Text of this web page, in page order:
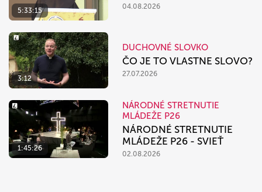
5:33:15
04.08.2026
3:12
DUCHOVNÉ SLOVKO
ČO JE TO VLASTNE SLOVO?
27.07.2026
1:45:26
NÁRODNÉ STRETNUTIE
MLÁDEŽE P26
NÁRODNÉ STRETNUTIE
MLÁDEŽE P26 - SVIEŤ
02.08.2026